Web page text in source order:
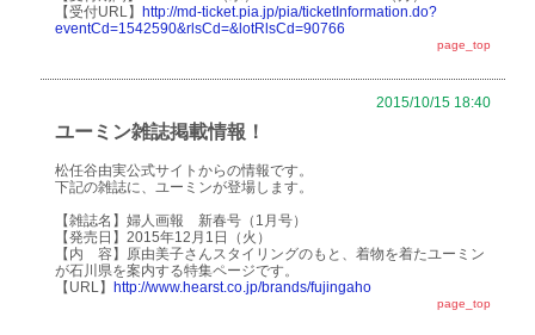
【受付URL】
http://md-ticket.pia.jp/pia/ticketInformation.do?
eventCd=1542590&rlsCd=&lotRlsCd=90766
page_top
2015/10/15 18:40
ユーミン雑誌掲載情報！
松任谷由実公式サイトからの情報です。
下記の雑誌に、ユーミンが登場します。
【雑誌名】婦人画報 新春号（1月号）
【発売日】2015年12月1日（火）
【内 容】原由美子さんスタイリングのもと、着物を着たユーミン
が石川県を案内する特集ページです。
【URL】 http://www.hearst.co.jp/brands/fujingaho
page_top